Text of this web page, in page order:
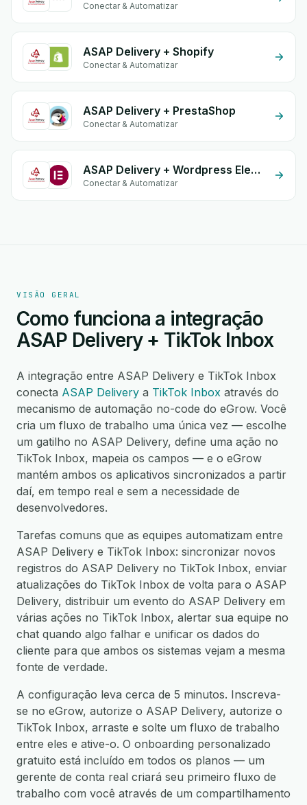
Conectar & Automatizar
ASAP Delivery + Shopify
Conectar & Automatizar
ASAP Delivery + PrestaShop
Conectar & Automatizar
ASAP Delivery + Wordpress Elementor
Conectar & Automatizar
VISÃO GERAL
Como funciona a integração
ASAP Delivery + TikTok Inbox
A integração entre ASAP Delivery e TikTok Inbox
conecta ASAP Delivery a TikTok Inbox através do
mecanismo de automação no-code do eGrow. Você
cria um fluxo de trabalho uma única vez — escolhe
um gatilho no ASAP Delivery, define uma ação no
TikTok Inbox, mapeia os campos — e o eGrow
mantém ambos os aplicativos sincronizados a partir
daí, em tempo real e sem a necessidade de
desenvolvedores.
Tarefas comuns que as equipes automatizam entre
ASAP Delivery e TikTok Inbox: sincronizar novos
registros do ASAP Delivery no TikTok Inbox, enviar
atualizações do TikTok Inbox de volta para o ASAP
Delivery, distribuir um evento do ASAP Delivery em
várias ações no TikTok Inbox, alertar sua equipe no
chat quando algo falhar e unificar os dados do
cliente para que ambos os sistemas vejam a mesma
fonte de verdade.
A configuração leva cerca de 5 minutos. Inscreva-
se no eGrow, autorize o ASAP Delivery, autorize o
TikTok Inbox, arraste e solte um fluxo de trabalho
entre eles e ative-o. O onboarding personalizado
gratuito está incluído em todos os planos — um
gerente de conta real criará seu primeiro fluxo de
trabalho com você através de um compartilhamento